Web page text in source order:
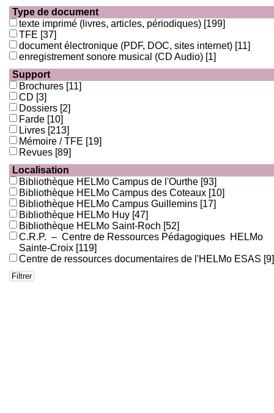
Type de document
texte imprimé (livres, articles, périodiques) [199]
TFE [37]
document électronique (PDF, DOC, sites internet) [11]
enregistrement sonore musical (CD Audio) [1]
Support
Brochures [11]
CD [3]
Dossiers [2]
Farde [10]
Livres [213]
Mémoire / TFE [19]
Revues [89]
Localisation
Bibliothèque HELMo Campus de l'Ourthe [93]
Bibliothèque HELMo Campus des Coteaux [10]
Bibliothèque HELMo Campus Guillemins [17]
Bibliothèque HELMo Huy [47]
Bibliothèque HELMo Saint-Roch [52]
C.R.P. – Centre de Ressources Pédagogiques HELMo
Sainte-Croix [119]
Centre de ressources documentaires de l'HELMo ESAS [9]